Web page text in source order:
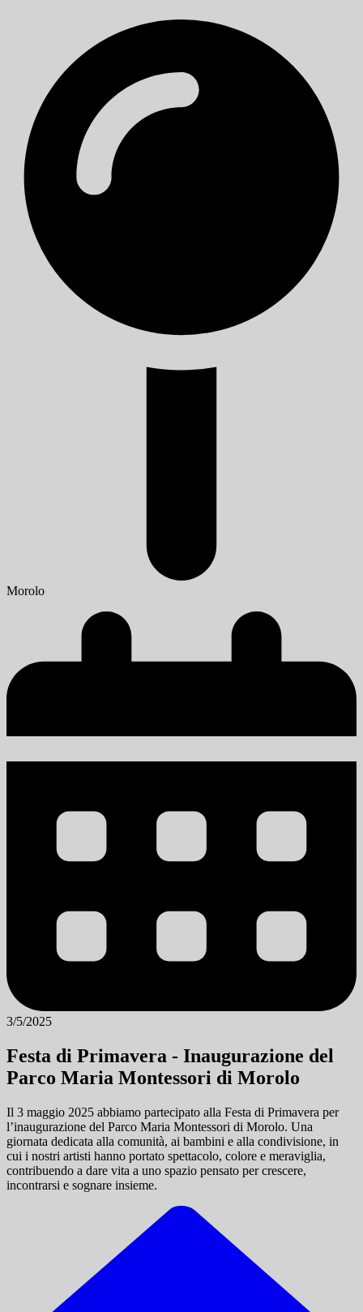
Morolo
3/5/2025
Festa di Primavera - Inaugurazione del
Parco Maria Montessori di Morolo
Il 3 maggio 2025 abbiamo partecipato alla Festa di Primavera per
l’inaugurazione del Parco Maria Montessori di Morolo. Una
giornata dedicata alla comunità, ai bambini e alla condivisione, in
cui i nostri artisti hanno portato spettacolo, colore e meraviglia,
contribuendo a dare vita a uno spazio pensato per crescere,
incontrarsi e sognare insieme.